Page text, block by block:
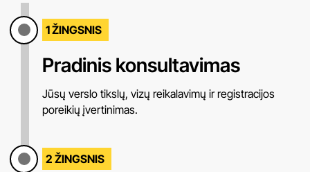
1 ŽINGSNIS
Pradinis konsultavimas
Jūsų verslo tikslų, vizų reikalavimų ir registracijos
poreikių įvertinimas.
2 ŽINGSNIS